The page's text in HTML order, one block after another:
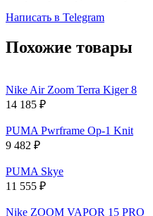
Написать в Telegram
Похожие товары
Nike Air Zoom Terra Kiger 8
14 185 ₽
PUMA Pwrframe Op-1 Knit
9 482 ₽
PUMA Skye
11 555 ₽
Nike ZOOM VAPOR 15 PRO